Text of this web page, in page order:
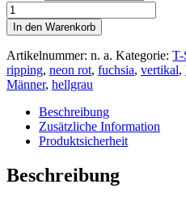
T-
Shirt
„Neon
BackVert“
Light
Asphalt
Menge
In den Warenkorb
Artikelnummer: n. a. Kategorie: T-
ripping, neon rot, fuchsia, vertikal,
Männer, hellgrau
Beschreibung
Zusätzliche Information
Produktsicherheit
Beschreibung